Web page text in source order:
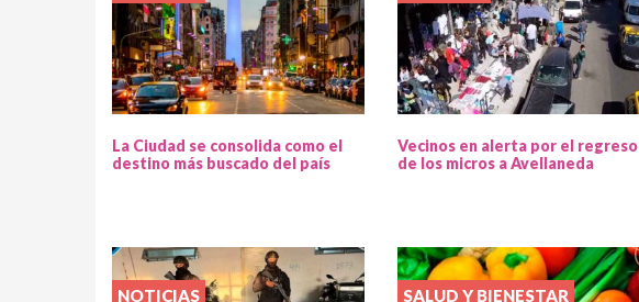
La Ciudad se consolida como el
destino más buscado del país
Vecinos en alerta por el regreso
de los micros a Avellaneda
NOTICIAS SALUD Y BIENESTAR